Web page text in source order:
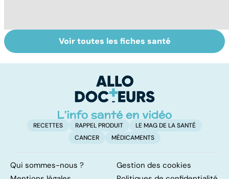
L'avortement :
quels délais,
Gynéco : un suivi
pour la vie
Voir toutes les fiches santé
RECETTES RAPPEL PRODUIT
LE MAG DE LA SANTÉ
CANCER
MÉDICAMENTS
Qui sommes-nous ?
Gestion des cookies